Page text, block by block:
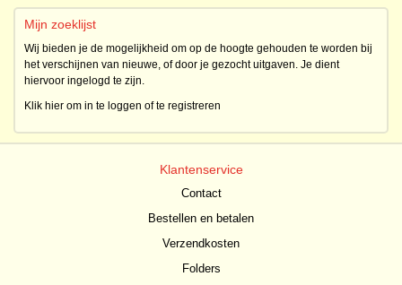
Mijn zoeklijst
Wij bieden je de mogelijkheid om op de hoogte gehouden te worden bij
het verschijnen van nieuwe, of door je gezocht uitgaven. Je dient
hiervoor ingelogd te zijn.
Klik hier om in te loggen of te registreren
Klantenservice
Contact
Bestellen en betalen
Verzendkosten
Folders